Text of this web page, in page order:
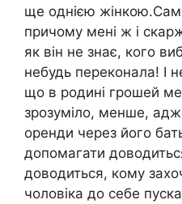
ще однією жінкою.Сам
причому мені ж і
як він не знає, кого
небудь переконала! І
що в родині грошей
зрозуміло, менше,
оренди через його
допомагати
доводиться, кому
чоловіка до себе